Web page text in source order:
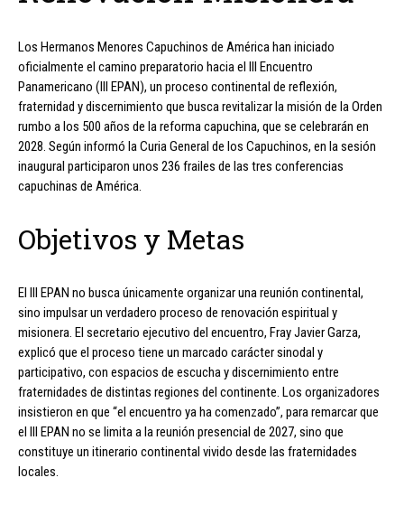
Los Hermanos Menores Capuchinos de América han iniciado
oficialmente el camino preparatorio hacia el III Encuentro
Panamericano (III EPAN), un proceso continental de reflexión,
fraternidad y discernimiento que busca revitalizar la misión de la Orden
rumbo a los 500 años de la reforma capuchina, que se celebrarán en
2028. Según informó la Curia General de los Capuchinos, en la sesión
inaugural participaron unos 236 frailes de las tres conferencias
capuchinas de América.
Objetivos y Metas
El III EPAN no busca únicamente organizar una reunión continental,
sino impulsar un verdadero proceso de renovación espiritual y
misionera. El secretario ejecutivo del encuentro, Fray Javier Garza,
explicó que el proceso tiene un marcado carácter sinodal y
participativo, con espacios de escucha y discernimiento entre
fraternidades de distintas regiones del continente. Los organizadores
insistieron en que “el encuentro ya ha comenzado”, para remarcar que
el III EPAN no se limita a la reunión presencial de 2027, sino que
constituye un itinerario continental vivido desde las fraternidades
locales.